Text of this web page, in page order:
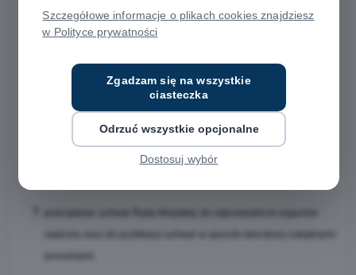
także sprawozdań z działalności przewodniczącego i
prowadzenie rejestrów projektów uchwał, uchwał i zbioru aktów
prawnych wydawanych przez Radę Miejską oraz prowadzenie
rejestru interpelacji, zapytań i wniosków radnych;
sporządzanie okresowych informacji na temat realizacji uchwał
Szczegółowe informacje o plikach cookies znajdziesz
w Polityce prywatności
Zgadzam się na wszystkie
ciasteczka
Odrzuć wszystkie opcjonalne
Dostosuj wybór